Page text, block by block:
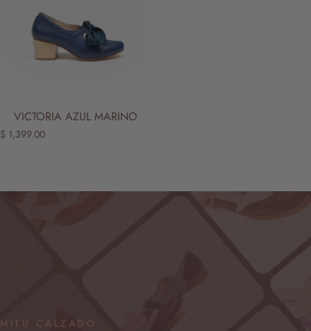
VICTORIA AZUL MARINO
$ 1,399.00
MITU CALZADO